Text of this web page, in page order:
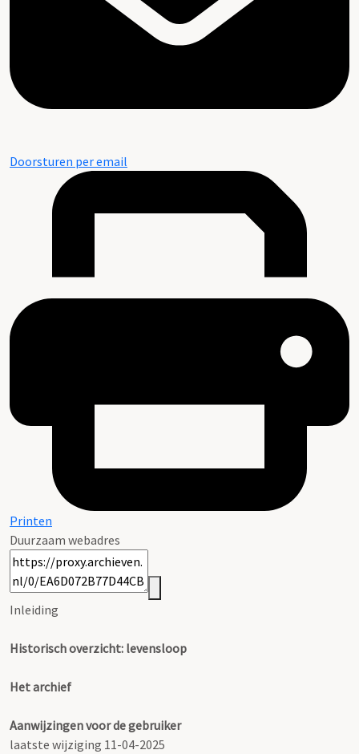
Doorsturen per email
Printen
Duurzaam webadres
Inleiding
Historisch overzicht: levensloop
Het archief
Aanwijzingen voor de gebruiker
laatste wijziging 11-04-2025